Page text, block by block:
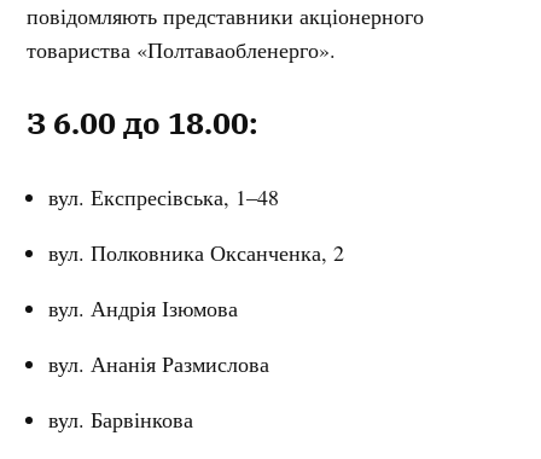
повідомляють представники акціонерного
товариства «Полтаваобленерго».
З 6.00 до 18.00:
вул. Експресівська, 1–48
вул. Полковника Оксанченка, 2
вул. Андрія Ізюмова
вул. Ананія Размислова
вул. Барвінкова